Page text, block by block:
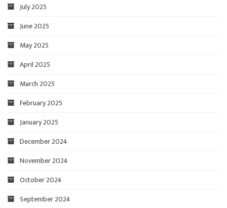
July 2025
June 2025
May 2025
April 2025
March 2025
February 2025
January 2025
December 2024
November 2024
October 2024
September 2024